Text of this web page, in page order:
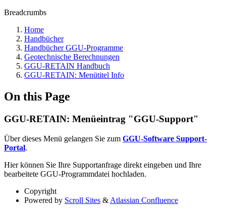
Breadcrumbs
Home
Handbücher
Handbücher GGU-Programme
Geotechnische Berechnungen
GGU-RETAIN Handbuch
GGU-RETAIN: Menütitel Info
On this Page
GGU-RETAIN: Menüeintrag "GGU-Support"
Über dieses Menü gelangen Sie zum GGU-Software Support-
Portal.
Hier können Sie Ihre Supportanfrage direkt eingeben und Ihre
bearbeitete GGU-Programmdatei hochladen.
Copyright
Powered by Scroll Sites & Atlassian Confluence